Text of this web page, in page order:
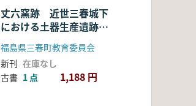
丈六窯跡 近世三春城下
における土器生産遺跡の
調査 <2冊組>
福島県三春町教育委員会
新刊 在庫なし
古書 1 点 1,188 円